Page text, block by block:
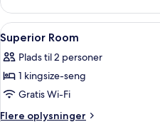
-
terrasse
(Observatory)
Indlæs
alle
billeder
af
Superior
Room
5
Superior Room
Plads til 2 personer
1 kingsize-seng
Gratis Wi-Fi
Flere oplysninger
Flere